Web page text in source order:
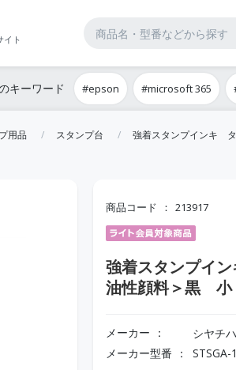
イト
キーワード #epson #microsoft 365
用品 スタンプ台 強着スタンプインキ
商品コード 213917
強着スタンプイ
油性顔料＞黒 小
メーカー シヤチ
メーカー型番 STSGA-